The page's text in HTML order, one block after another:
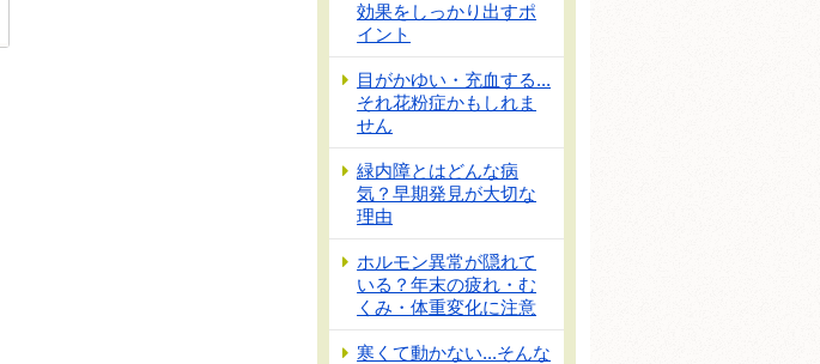
効果をしっかり出すポ
イント
目がかゆい・充血する...
それ花粉症かもしれま
せん
緑内障とはどんな病
気？早期発見が大切な
理由
ホルモン異常が隠れて
いる？年末の疲れ・む
くみ・体重変化に注意
寒くて動かない...そんな